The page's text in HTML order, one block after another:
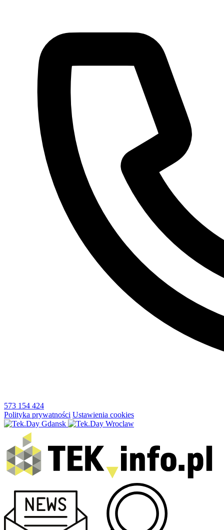
573 154 424
Polityka prywatności Ustawienia cookies